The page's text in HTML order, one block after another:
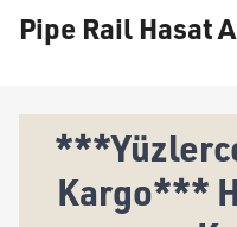
Pipe Rail Hasat
Kargo***